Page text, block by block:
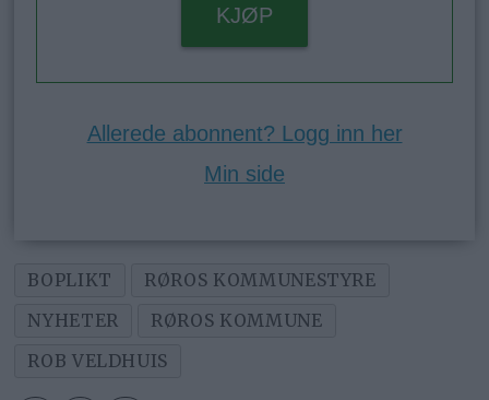
KJØP
Allerede abonnent? Logg inn her
Min side
BOPLIKT
RØROS KOMMUNESTYRE
NYHETER
RØROS KOMMUNE
ROB VELDHUIS